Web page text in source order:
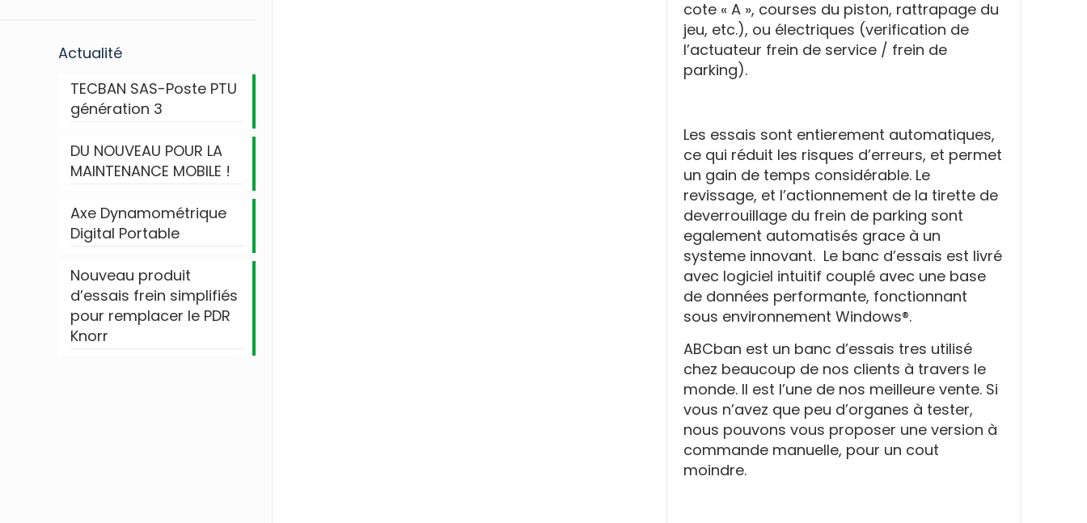
cote « A », courses du piston, rattrapage du
jeu, etc.), ou électriques (verification de
l’actuateur frein de service / frein de
parking).
Les essais sont entierement automatiques,
ce qui réduit les risques d’erreurs, et permet
un gain de temps considérable. Le
revissage, et l’actionnement de la tirette de
deverrouillage du frein de parking sont
egalement automatisés grace à un
systeme innovant. Le banc d’essais est livré
avec logiciel intuitif couplé avec une base
de données performante, fonctionnant
sous environnement Windows®.
ABCban est un banc d’essais tres utilisé
chez beaucoup de nos clients à travers le
monde. Il est l’une de nos meilleure vente. Si
vous n’avez que peu d’organes à tester,
nous pouvons vous proposer une version à
commande manuelle, pour un cout
moindre.
Actualité
TECBAN SAS-Poste PTU
génération 3
DU NOUVEAU POUR LA
MAINTENANCE MOBILE !
Axe Dynamométrique
Digital Portable
Nouveau produit
d’essais frein simplifiés
pour remplacer le PDR
Knorr